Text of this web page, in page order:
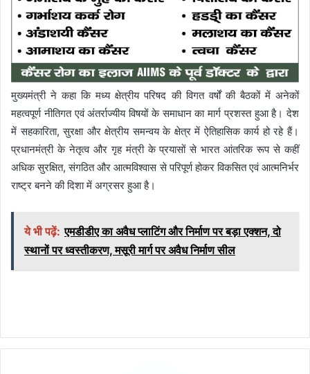
मुख्यमंत्री ने कहा कि मध्य क्षेत्रीय परिषद की विगत वर्षों की बैठकों में अनेकों
महत्वपूर्ण नीतिगत एवं अंतर्राज्यीय विषयों के समाधान का मार्ग प्रशस्त हुआ है। देश
में सहकारिता, सुरक्षा और क्षेत्रीय समन्वय के क्षेत्र में ऐतिहासिक कार्य हो रहे हैं।
प्रधानमंत्री के नेतृत्व और गृह मंत्री के प्रयासों से भारत आंतरिक रूप से कहीं
अधिक सुरक्षित, संगठित और आत्मविश्वास से परिपूर्ण होकर विकसित एवं आत्मनिर्भर
राष्ट्र बनने की दिशा में अग्रसर हुआ है।
ये भी पढ़ें: एमडीडीए का अवैध प्लाटिंग और निर्माण पर बड़ा एक्शन, दो
स्थानों पर ध्वस्तीकरण, मसूरी मार्ग पर अवैध निर्माण सील